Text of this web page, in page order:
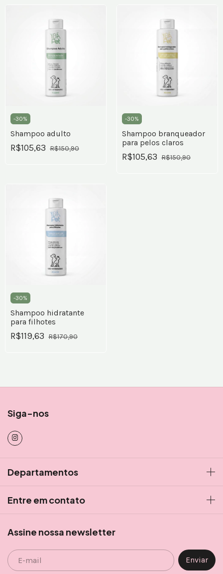
-30%
Shampoo adulto
R$105,63 R$150,90
-30%
Shampoo branqueador
para pelos claros
R$105,63 R$150,90
-30%
Shampoo hidratante
para filhotes
R$119,63 R$170,90
Siga-nos
Departamentos
Entre em contato
Assine nossa newsletter